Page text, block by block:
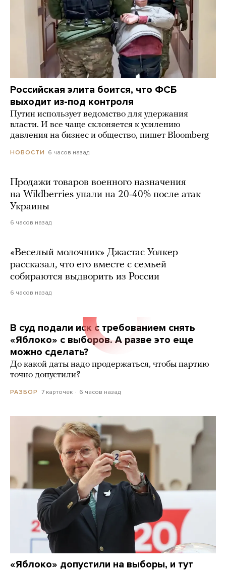
Российская элита боится, что ФСБ
выходит из-под контроля
Путин использует ведомство для удержания
власти. И все чаще склоняется к усилению
давления на бизнес и общество, пишет Bloomberg
НОВОСТИ 6 часов назад
Продажи товаров военного назначения
на Wildberries упали на 20-40% после атак
Украины
6 часов назад
«Веселый молочник» Джастас Уолкер
рассказал, что его вместе с семьей
собираются выдворить из России
6 часов назад
В суд подали иск с требованием снять
«Яблоко» с выборов. А разве это еще
можно сделать?
До какой даты надо продержаться, чтобы партию
точно допустили?
РАЗБОР 7 карточек 6 часов назад
«Яблоко» допустили на выборы, и тут